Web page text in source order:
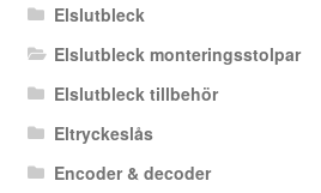
Elslutbleck
Elslutbleck monteringsstolpar
Elslutbleck tillbehör
Eltryckeslås
Encoder & decoder